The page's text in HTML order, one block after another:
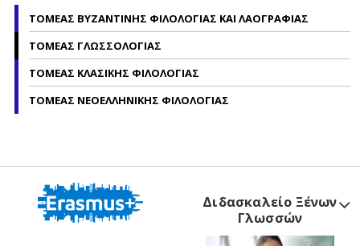
ΤΟΜΕΑΣ ΒΥΖΑΝΤΙΝΗΣ ΦΙΛΟΛΟΓΙΑΣ ΚΑΙ ΛΑΟΓΡΑΦΙΑΣ
ΤΟΜΕΑΣ ΓΛΩΣΣΟΛΟΓΙΑΣ
ΤΟΜΕΑΣ ΚΛΑΣΙΚΗΣ ΦΙΛΟΛΟΓΙΑΣ
ΤΟΜΕΑΣ ΝΕΟΕΛΛΗΝΙΚΗΣ ΦΙΛΟΛΟΓΙΑΣ
Διδασκαλείο Ξένων
Γλωσσών